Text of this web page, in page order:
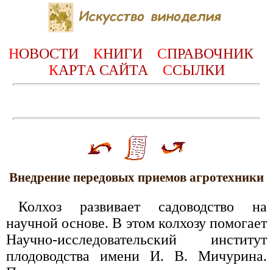
НОВОСТИ КНИГИ СПРАВОЧНИК
КАРТА САЙТА ССЫЛКИ
Внедрение передовых приемов агротехники
Колхоз развивает садоводство на
научной основе. В этом колхозу помогает
Научно-исследовательский институт
плодоводства имени И. В. Мичурина.